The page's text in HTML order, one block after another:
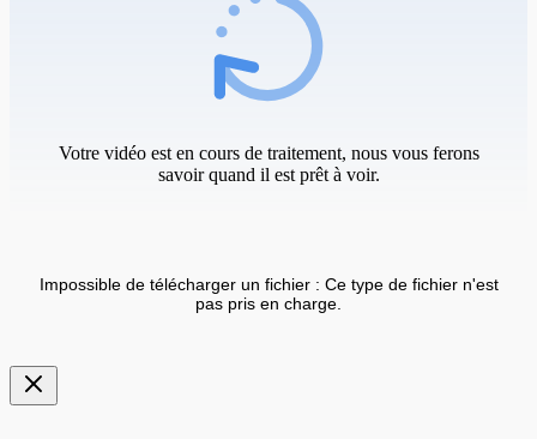
Votre vidéo est en cours de traitement, nous vous ferons
savoir quand il est prêt à voir.
Impossible de télécharger un fichier : Ce type de fichier n'est
pas pris en charge.